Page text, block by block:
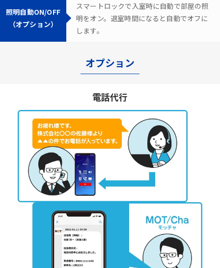
照明自動ON/OFF
（オプション）
スマートロックで入室時に自動で部屋の照
明をオン。退室時間になると自動でオフに
します。
オプション
電話代行